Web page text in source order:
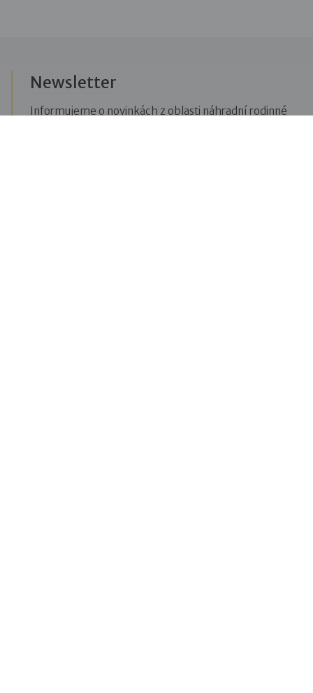
Newsletter
Informujeme o novinkách z oblasti náhradní rodinné